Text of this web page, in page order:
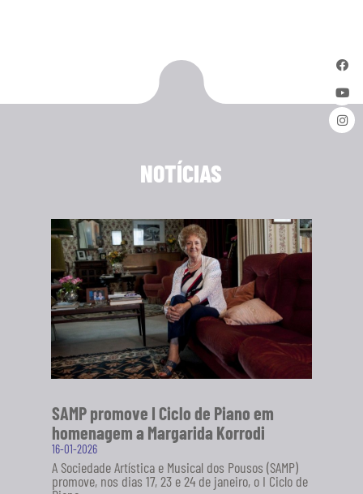
NOTÍCIAS
SAMP promove I Ciclo de Piano em
homenagem a Margarida Korrodi
16-01-2026
A Sociedade Artística e Musical dos Pousos (SAMP)
promove, nos dias 17, 23 e 24 de janeiro, o I Ciclo de